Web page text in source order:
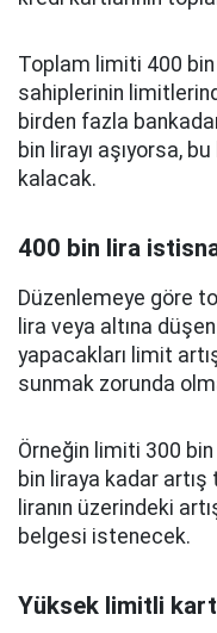
Toplam limiti 400 bin
sahiplerinin
birden fazla
bin lirayı aşıyorsa,
kalacak.
400 bin lira
Düzenlemeye göre
lira veya altına
yapacakları limit
sunmak zorunda
Örneğin limiti 300
bin liraya kadar
liranın üzerindeki
belgesi istenecek.
Yüksek limitli